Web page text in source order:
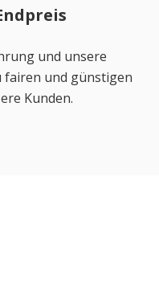
und unsere
und günstigen
Kunden.